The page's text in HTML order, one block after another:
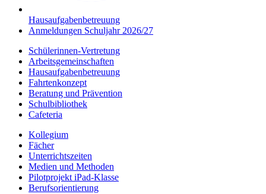
Hausaufgabenbetreuung
Anmeldungen Schuljahr 2026/27
Schülerinnen-Vertretung
Arbeitsgemeinschaften
Hausaufgabenbetreuung
Fahrtenkonzept
Beratung und Prävention
Schulbibliothek
Cafeteria
Kollegium
Fächer
Unterrichtszeiten
Medien und Methoden
Pilotprojekt iPad-Klasse
Berufsorientierung